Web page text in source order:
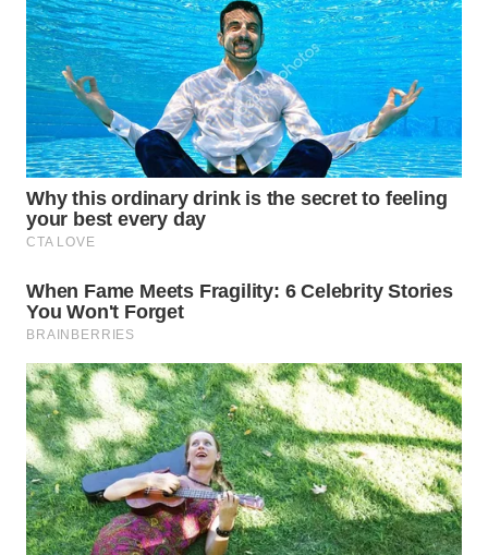
WN
BEKASI
WN
BOGOR
DEPOK
TAPANULI
UTARA
WN
SAMOSIR
WN
PADANG
LAWAS